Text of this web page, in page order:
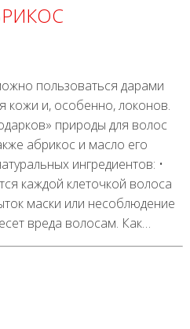
пользоваться дарами
кожи и, особенно, локонов.
природы для волос
абрикос и масло его
ингредиентов: •
каждой клеточкой волоса
маски или несоблюдение
вреда волосам. Как…